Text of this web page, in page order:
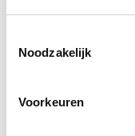
Noodzakelijk
Voorkeuren
laatste